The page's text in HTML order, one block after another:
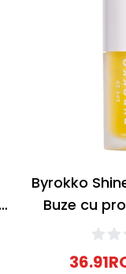
Byrokko
Buze cu
36.91